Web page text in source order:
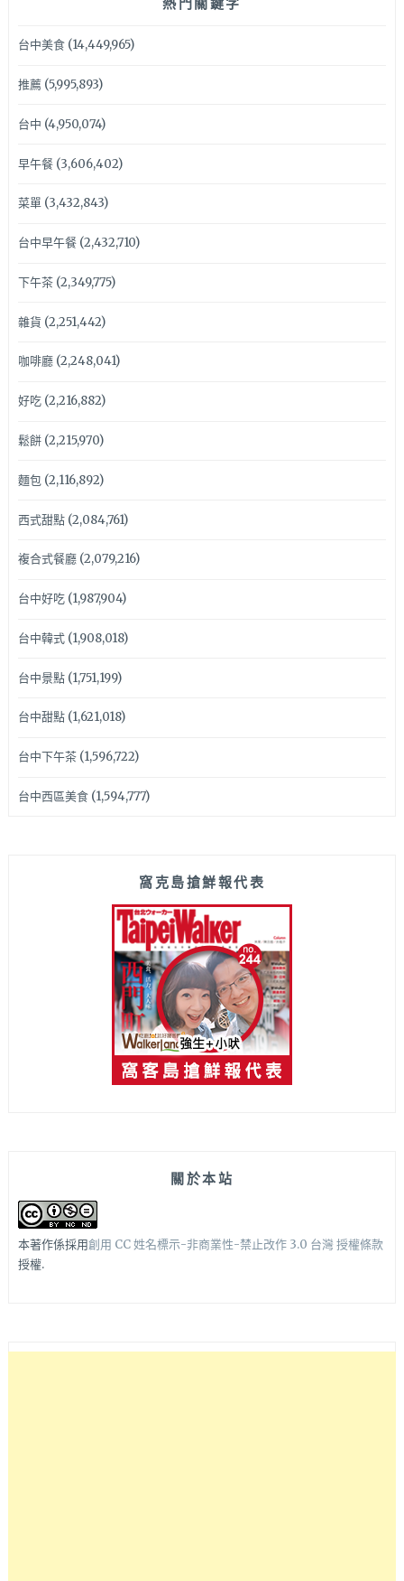
台中美食(14,449,965)
推薦(5,995,893)
台中 (4,950,074)
早午餐(3,606,402)
菜單(3,432,843)
台中早午餐(2,432,710)
下午茶(2,349,775)
雜貨 (2,251,442)
咖啡廳(2,248,041)
好吃(2,216,882)
鬆餅(2,215,970)
麵包(2,116,892)
西式甜點(2,084,761)
複合式餐廳(2,079,216)
台中好吃(1,987,904)
台中韓式(1,908,018)
台中景點(1,751,199)
台中甜點(1,621,018)
台中下午茶(1,596,722)
台中西區美食(1,594,777)
窩克島搶鮮報代表
關於本站
本著作係採用創用 CC 姓名標示-非商業性-禁止改作 3.0 台灣 授權條款
授權.